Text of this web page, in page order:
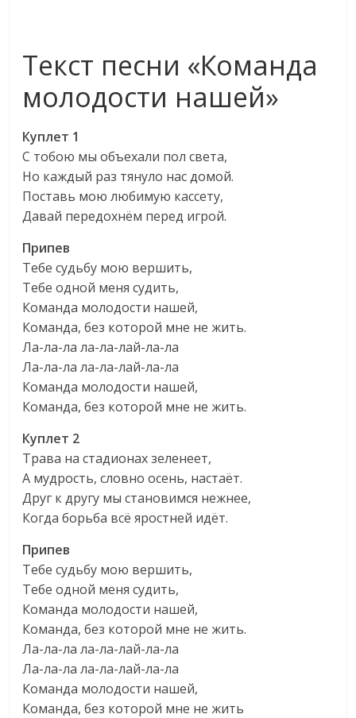
Текст песни «Команда
молодости нашей»
Куплет 1
С тобою мы объехали пол света,
Но каждый раз тянуло нас домой.
Поставь мою любимую кассету,
Давай передохнём перед игрой.
Припев
Тебе судьбу мою вершить,
Тебе одной меня судить,
Команда молодости нашей,
Команда, без которой мне не жить.
Ла-ла-ла ла-ла-лай-ла-ла
Ла-ла-ла ла-ла-лай-ла-ла
Команда молодости нашей,
Команда, без которой мне не жить.
Куплет 2
Трава на стадионах зеленеет,
А мудрость, словно осень, настаёт.
Друг к другу мы становимся нежнее,
Когда борьба всё яростней идёт.
Припев
Тебе судьбу мою вершить,
Тебе одной меня судить,
Команда молодости нашей,
Команда, без которой мне не жить.
Ла-ла-ла ла-ла-лай-ла-ла
Ла-ла-ла ла-ла-лай-ла-ла
Команда молодости нашей,
Команда, без которой мне не жить